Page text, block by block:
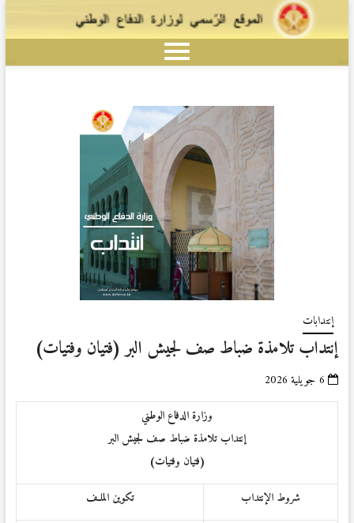
إنتدابات
إنتداب تلامذة ضباط صف لجيش البر (فتيان وفتيات)
6 جويلية 2026
وزارة الدفاع الوطني
إنتداب تلامذة ضباط صف لجيش البر
(فتيان وفتيات)
شروط الإنتداب
تكوين الملـف